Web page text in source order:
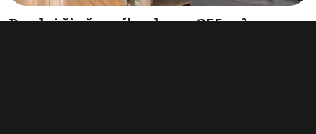
Prodej činžovního domu 355 m²,